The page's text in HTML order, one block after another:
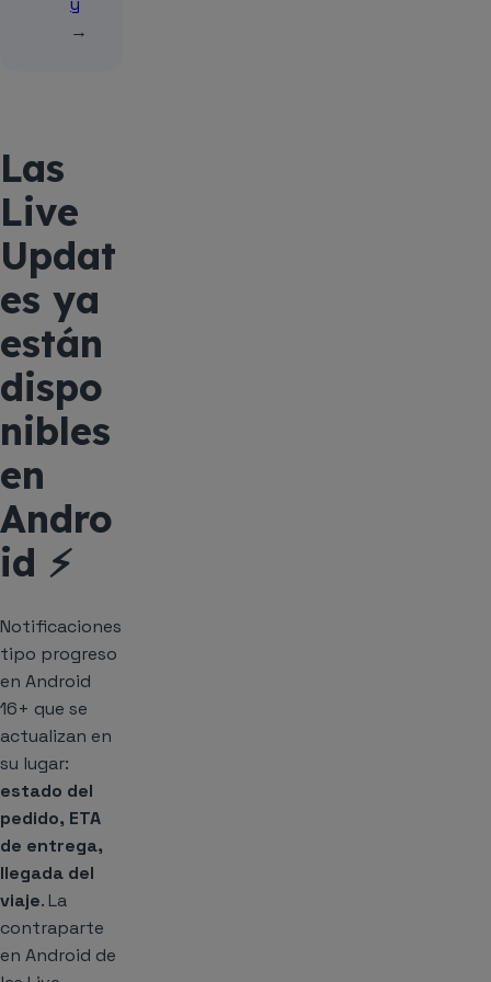
→
Las
Live
Updat
es ya
están
dispo
nibles
en
Andro
id ⚡️
Notificaciones
tipo progreso
en Android
16+ que se
actualizan en
su lugar:
estado del
pedido, ETA
de entrega,
llegada del
viaje. La
contraparte
en Android de